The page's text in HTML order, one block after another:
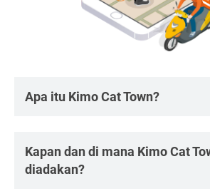
Apa itu Kimo Cat Town?
Kapan dan di mana Kimo Cat
diadakan?